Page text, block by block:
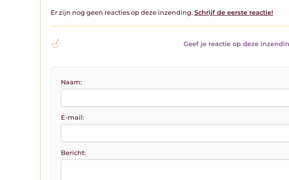
Er zijn nog geen reacties op deze inzending. Schrijf de eerste reactie!
Geef je reactie op deze
Naam:
E-mail:
Bericht: